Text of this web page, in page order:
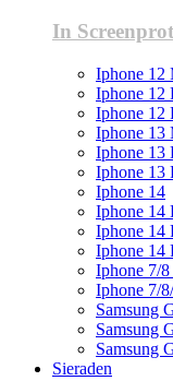
In
Iphone 12
Iphone 12
Iphone 12
Iphone 13
Iphone 13
Iphone 13
Iphone 14
Iphone 14
Iphone 14
Iphone 14
Iphone 7/8
Iphone 7/
Samsung
Samsung
Samsung
Sieraden